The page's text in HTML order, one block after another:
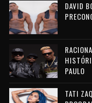
DAVID
PAULO
TATI